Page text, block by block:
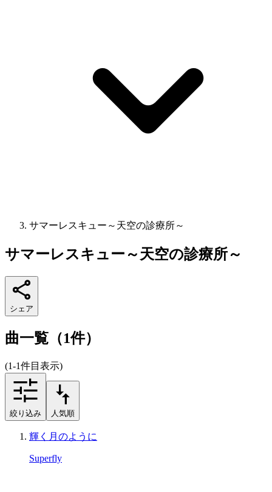
サマーレスキュー～天空の診療所～
サマーレスキュー～天空の診療所～
シェア
曲一覧（1件）
(1-1件目表示)
絞り込み 人気順
輝く月のように
Superfly